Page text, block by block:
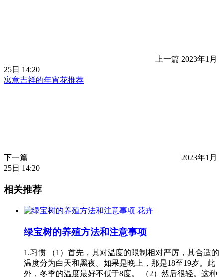
上一篇 2023年1月
25日 14:20
寓意吉祥的年宵花推荐
下一篇
2023年1月
25日 14:20
相关推荐
花卉
绿宝树的养殖方法和注意事项
1.习惯 （1）首先，其对温度的限制相对严厉，其合适的
温度分为白天和黑夜。如果是晚上，那是18至19岁。此
外，冬季的温度最好不低于8度。 （2）然后很轻。这种